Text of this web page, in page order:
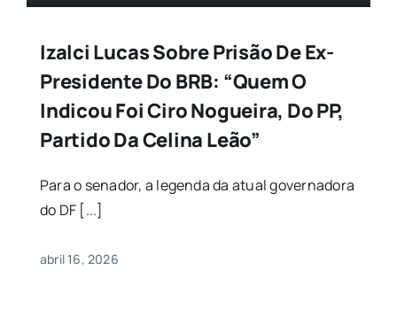
Izalci Lucas Sobre Prisão De Ex-
Presidente Do BRB: “Quem O
Indicou Foi Ciro Nogueira, Do PP,
Partido Da Celina Leão”
Para o senador, a legenda da atual governadora
do DF [...]
abril 16, 2026